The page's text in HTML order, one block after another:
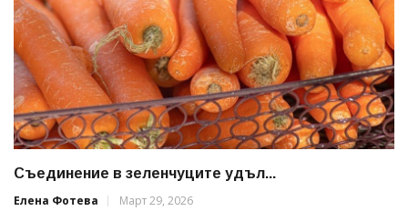
Съединение в зеленчуците удъл...
Елена Фотева
Март 29, 2026